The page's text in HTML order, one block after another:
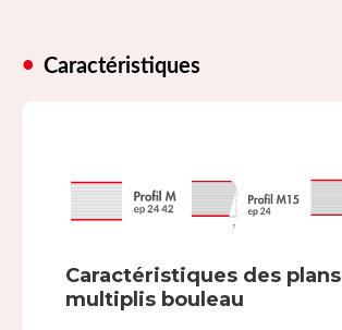
Caractéristiques
Caractéristiques des plans
multiplis bouleau